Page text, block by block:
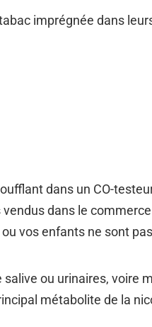
imprégnée dans
dans un CO-
dans le
vos enfants ne sont
ou urinaires, voire
métabolite de la